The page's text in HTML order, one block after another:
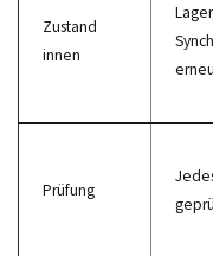
Zustand
innen
Prüfung